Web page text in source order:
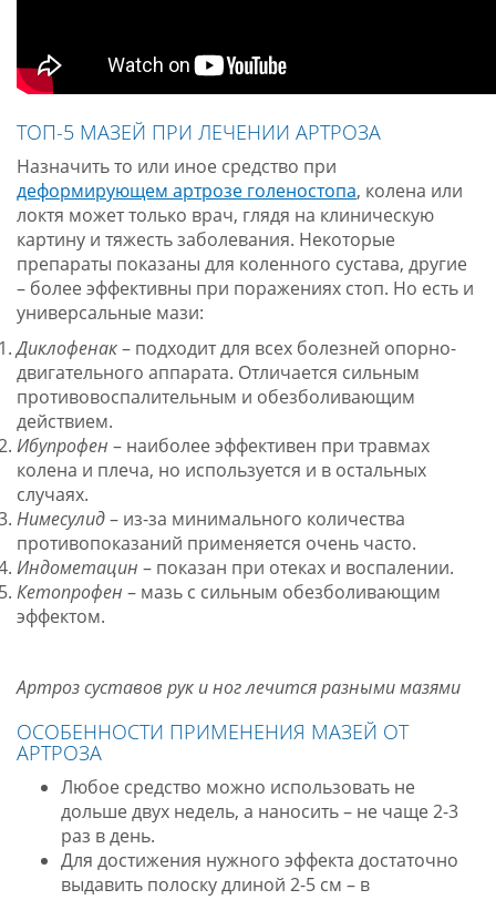
ТОП-5 МАЗЕЙ ПРИ ЛЕЧЕНИИ АРТРОЗА
Назначить то или иное средство при
деформирующем артрозе голеностопа, колена или
локтя может только врач, глядя на клиническую
картину и тяжесть заболевания. Некоторые
препараты показаны для коленного сустава, другие
– более эффективны при поражениях стоп. Но есть и
универсальные мази:
Диклофенак– подходит для всех болезней опорно-
двигательного аппарата. Отличается сильным
противовоспалительным и обезболивающим
действием.
Ибупрофен – наиболее эффективен при травмах
колена и плеча, но используется и в остальных
случаях.
Нимесулид– из-за минимального количества
противопоказаний применяется очень часто.
Индометацин – показан при отеках и воспалении.
Кетопрофен – мазь с сильным обезболивающим
эффектом.
Артроз суставов рук и ног лечится разными мазями
ОСОБЕННОСТИ ПРИМЕНЕНИЯ МАЗЕЙ ОТ
АРТРОЗА
Любое средство можно использовать не
дольше двух недель, а наносить – не чаще 2-3
раз в день.
Для достижения нужного эффекта достаточно
выдавить полоску длиной 2-5 см – в